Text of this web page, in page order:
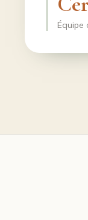
Équipe